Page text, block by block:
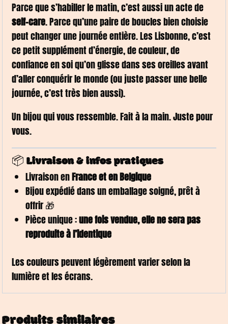
Parce que s’habiller le matin, c’est aussi un acte de
self-care. Parce qu’une paire de boucles bien choisie
peut changer une journée entière. Les Lisbonne, c’est
ce petit supplément d’énergie, de couleur, de
confiance en soi qu’on glisse dans ses oreilles avant
d’aller conquérir le monde (ou juste passer une belle
journée, c’est très bien aussi).
Un bijou qui vous ressemble. Fait à la main. Juste pour
vous.
📦 Livraison & infos pratiques
Livraison enFrance et en Belgique
Bijou expédié dans un emballage soigné, prêt à
offrir 🎁
Pièce unique :une fois vendue, elle ne sera pas
reproduite à l’identique
Les couleurs peuvent légèrement varier selon la
lumière et les écrans.